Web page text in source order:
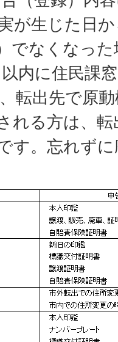
が生じた日
でなくなっ
内に住民課
転出先で原
れる方は、
す。忘れず